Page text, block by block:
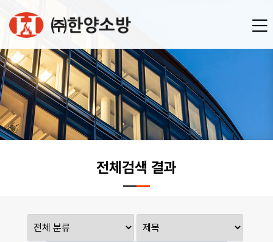
전체검색 결과